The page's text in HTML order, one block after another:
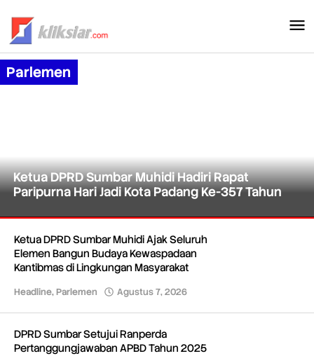
konten
Ketua DPRD Sumbar Muhidi Hadiri Rapat
Paripurna Hari Jadi Kota Padang Ke-357 Tahun
Agustus
oleh
Parlemen
Ketua DPRD Sumbar Muhidi Ajak Seluruh
Elemen Bangun Budaya Kewaspadaan
Kantibmas di Lingkungan Masyarakat
Headline,Parlemen Agustus 7, 2026
DPRD Sumbar Setujui Ranperda
Pertanggungjawaban APBD Tahun 2025